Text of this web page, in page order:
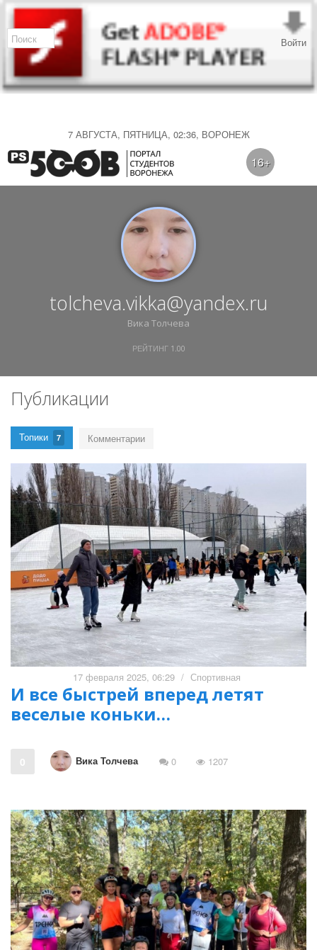
7 АВГУСТА, ПЯТНИЦА, 02:36, ВОРОНЕЖ
Войти
16+
tolcheva.vikka@yandex.ru
Вика Толчева
РЕЙТИНГ 1.00
Публикации
Топики 7 Комментарии
17 февраля 2025, 06:29 / Спортивная
И все быстрей вперед летят
веселые коньки…
0 Вика Толчева 0 1207